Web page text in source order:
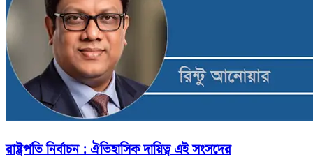
রাষ্ট্রপতি নির্বাচন : ঐতিহাসিক দায়িত্ব এই সংসদের